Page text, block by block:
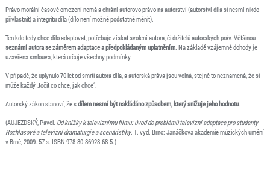
Právo morální časové omezení nemá a chrání autorovo právo na autorství (autorství díla si nesmí nikdo
přivlastnit) a integritu díla (dílo není možné podstatně měnit).
Ten kdo tedy chce dílo adaptovat, potřebuje získat svolení autora, či držitelů autorských práv. Většinou
seznámí autora se záměrem adaptace a předpokládaným uplatněním. Na základě vzájemné dohody je
uzavřena smlouva, která určuje všechny podmínky.
V případě, že uplynulo 70 let od smrti autora díla, a autorská práva jsou volná, stejně to neznamená, že si
může každý „točit co chce, jak chce“.
Autorský zákon stanoví, že sdílem nesmí být nakládáno způsobem, který snižuje jeho hodnotu.
(AUJEZDSKÝ, Pavel. Od knížky k televiznímu filmu: úvod do problémů televizní adaptace pro studenty
Rozhlasové a televizní dramaturgie a scenáristiky. 1. vyd. Brno: Janáčkova akademie múzických umění
v Brně, 2009. 57 s. ISBN 978-80-86928-68-5.)